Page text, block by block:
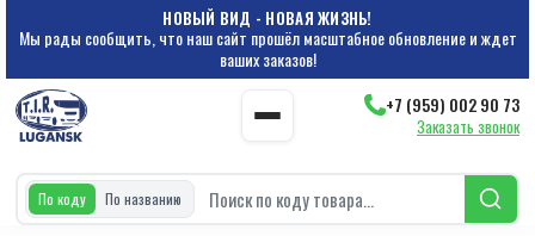
НОВЫЙ ВИД - НОВАЯ ЖИЗНЬ!
Мы рады сообщить, что наш сайт прошёл масштабное обновление и ждет
ваших заказов!
+7 (959) 002 90 73
Заказать звонок
По коду По названию